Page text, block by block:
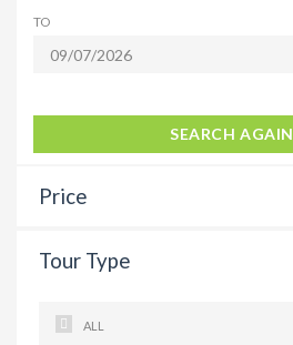
TO
SEARCH AGAIN
Price
Tour Type
ALL